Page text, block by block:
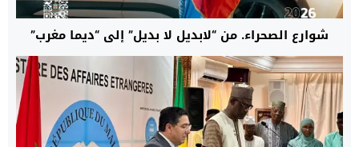
شوارع الصحراء. من “لابديل لا بديل” إلى “ديما مغرب”